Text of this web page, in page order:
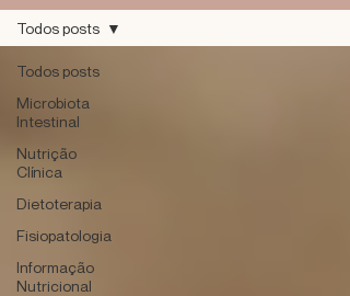
Todos posts
Microbiota
Intestinal
Nutrição
Clínica
Dietoterapia
Fisiopatologia
Informação
Nutricional
Todos posts